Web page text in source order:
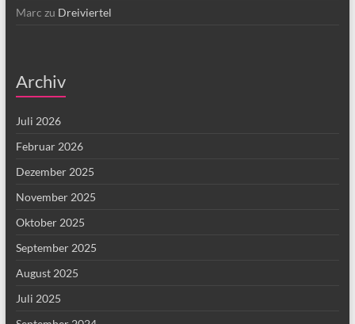
Marc zu Dreiviertel
Archiv
Juli 2026
Februar 2026
Dezember 2025
November 2025
Oktober 2025
September 2025
August 2025
Juli 2025